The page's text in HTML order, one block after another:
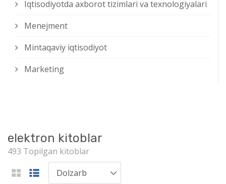
Iqtisodiyotda axborot tizimlari va texnologiyalari
Menejment
Mintaqaviy iqtisodiyot
Marketing
elektron kitoblar
493 Topilgan kitoblar